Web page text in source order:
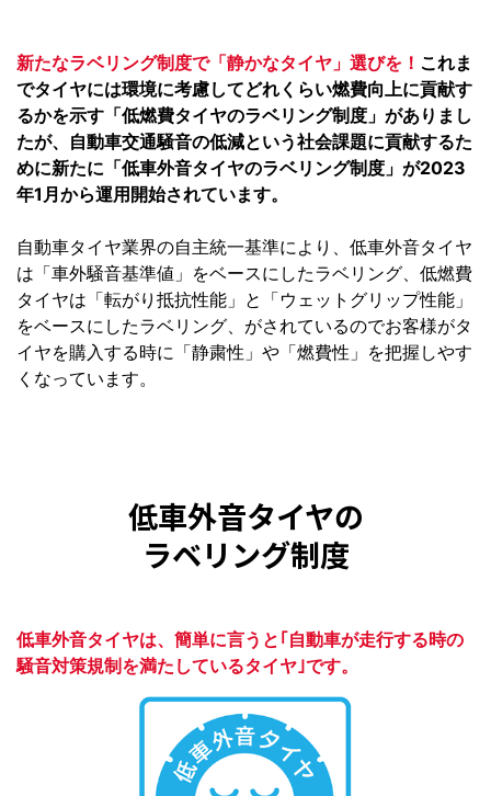
新たなラベリング制度で「静かなタイヤ」選びを！ これま
でタイヤには環境に考慮してどれくらい燃費向上に貢献す
るかを示す「低燃費タイヤのラベリング制度」がありまし
たが、自動車交通騒音の低減という社会課題に貢献するた
めに新たに「低車外音タイヤのラベリング制度」が2023
年1月から運用開始されています。
自動車タイヤ業界の自主統一基準により、低車外音タイヤ
は「車外騒音基準値」をベースにしたラベリング、低燃費
タイヤは「転がり抵抗性能」と「ウェットグリップ性能」
をベースにしたラベリング、がされているのでお客様がタ
イヤを購入する時に「静粛性」や「燃費性」を把握しやす
くなっています。
低車外音タイヤの
ラベリング制度
低車外音タイヤは、簡単に言うと｢自動車が走行する時の
騒音対策規制を満たしているタイヤ｣です。